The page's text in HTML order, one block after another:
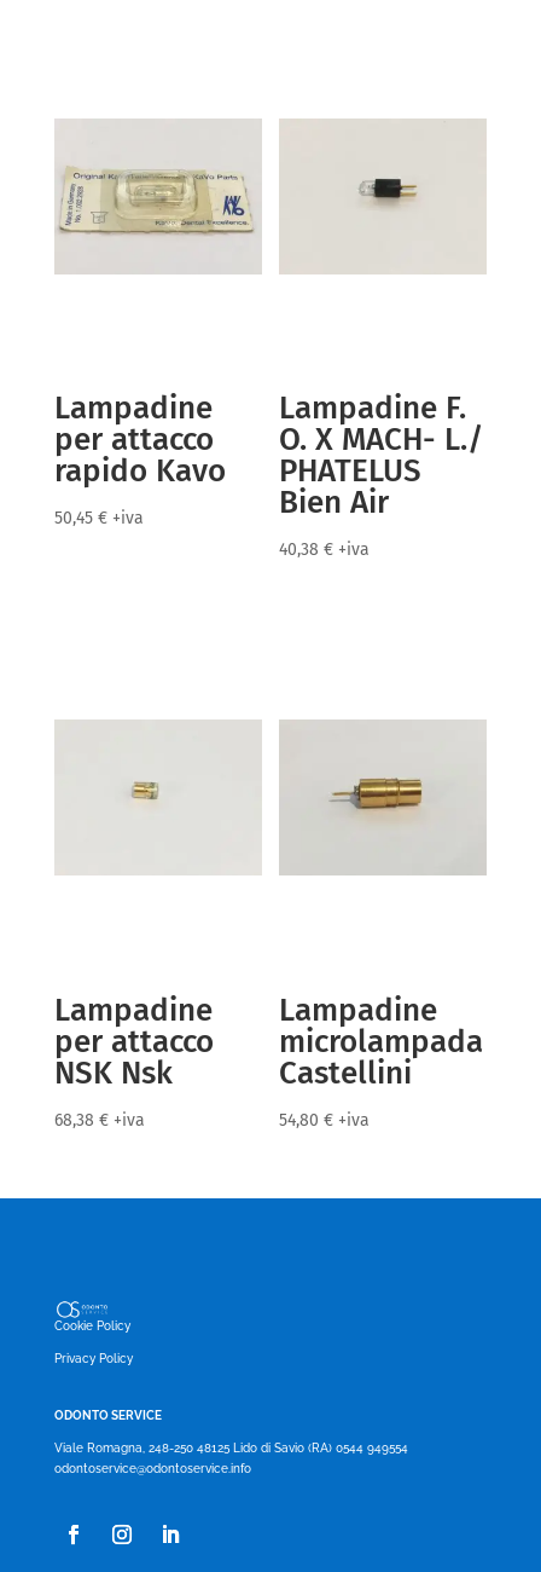
Lampadine
per attacco
rapido Kavo
50,45 € +iva
Lampadine F.
O. X MACH- L./
PHATELUS
Bien Air
40,38€ +iva
Lampadine
per attacco
NSK Nsk
68,38 € +iva
Lampadine
microlampada
Castellini
54,80€ +iva
Cookie Policy
Privacy Policy
ODONTO SERVICE
Viale Romagna, 248-250 48125 Lido di Savio (RA) 0544 949554
odontoservice@odontoservice.info